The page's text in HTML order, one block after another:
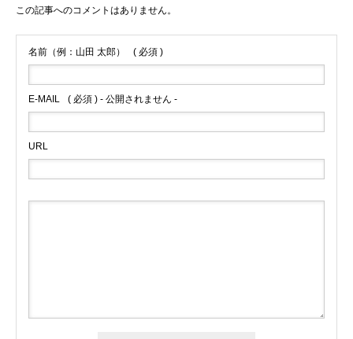
この記事へのコメントはありません。
名前（例：山田 太郎） ( 必須 )
E-MAIL ( 必須 ) - 公開されません -
URL